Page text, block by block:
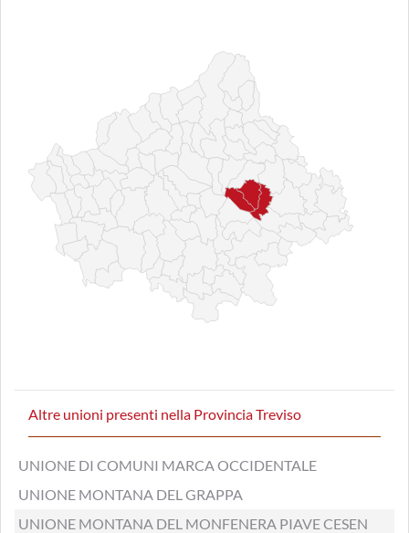
Altre unioni presenti nella Provincia Treviso
UNIONE DI COMUNI MARCA OCCIDENTALE
UNIONE MONTANA DEL GRAPPA
UNIONE MONTANA DEL MONFENERA PIAVE CESEN